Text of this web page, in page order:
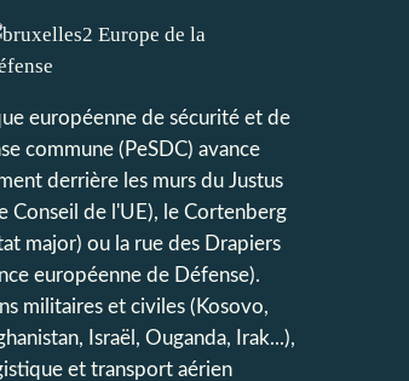
européenne de sécurité et de
commune (PeSDC) avance
derrière les murs du Justus
Conseil de l'UE), le Cortenberg
major) ou la rue des Drapiers
européenne de Défense).
militaires et civiles (Kosovo,
Israël, Ouganda, Irak...),
et transport aérien